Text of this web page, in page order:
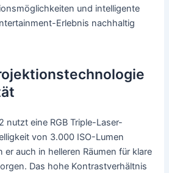
und intelligente
Erlebnis nachhaltig
nutzt eine RGB Triple-Laser-
von 3.000 ISO-Lumen
er auch in helleren Räumen für klare
Das hohe Kontrastverhältnis